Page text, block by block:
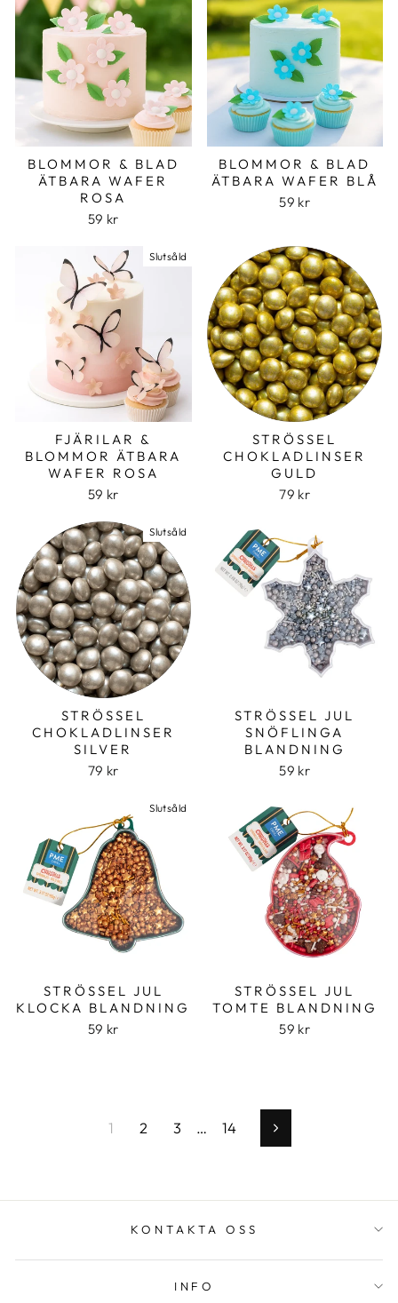
BLOMMOR & BLAD
ÄTBARA WAFER
ROSA
59 kr
BLOMMOR & BLAD
ÄTBARA WAFER BLÅ
59 kr
Slutsåld
FJÄRILAR &
BLOMMOR ÄTBARA
WAFER ROSA
59 kr
STRÖSSEL
CHOKLADLINSER
GULD
79 kr
Slutsåld
STRÖSSEL
CHOKLADLINSER
SILVER
79 kr
STRÖSSEL JUL
SNÖFLINGA
BLANDNING
59 kr
Slutsåld
STRÖSSEL JUL
KLOCKA BLANDNING
59 kr
STRÖSSEL JUL
TOMTE BLANDNING
59 kr
1 2 3 … 14 Nästa
KONTAKTA OSS
INFO